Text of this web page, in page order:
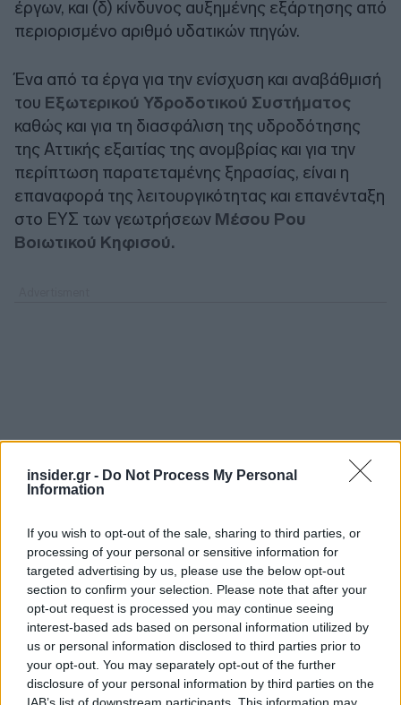
insider.gr - Do Not Process My Personal
Information
If you wish to opt-out of the sale, sharing to third parties, or
processing of your personal or sensitive information for
targeted advertising by us, please use the below opt-out
section to confirm your selection. Please note that after your
opt-out request is processed you may continue seeing
interest-based ads based on personal information utilized by
us or personal information disclosed to third parties prior to
your opt-out. You may separately opt-out of the further
disclosure of your personal information by third parties on the
IAB’s list of downstream participants. This information may
έργων, και (δ) κίνδυνος αυξημένης εξάρτησης από
περιορισμένο αριθμό υδατικών πηγών.
Ένα από τα έργα για την ενίσχυση και αναβάθμισή
του Εξωτερικού Υδροδοτικού Συστήματος
καθώς και για τη διασφάλιση της υδροδότησης
της Αττικής εξαιτίας της ανομβρίας και για την
περίπτωση παρατεταμένης ξηρασίας, είναι η
επαναφορά της λειτουργικότητας και επανένταξη
στο ΕΥΣ των γεωτρήσεων Μέσου Ρου
Βοιωτικού Κηφισού.